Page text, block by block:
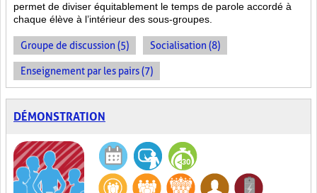
permet de diviser équitablement le temps de parole accordé à
chaque élève à l’intérieur des sous-groupes.
Groupe de discussion (5) Socialisation (8)
Enseignement par les pairs (7)
DÉMONSTRATION